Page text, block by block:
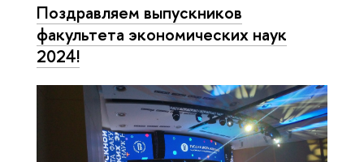
Поздравляем выпускников
факультета экономических наук
2024!